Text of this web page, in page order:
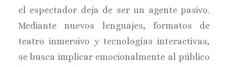
el espectador deja de ser un agente pasivo.
Mediante nuevos lenguajes, formatos de
teatro inmersivo y tecnologías interactivas,
se busca implicar emocionalmente al público